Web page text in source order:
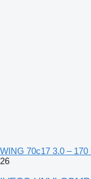
WING 70c17 3.0 –
26